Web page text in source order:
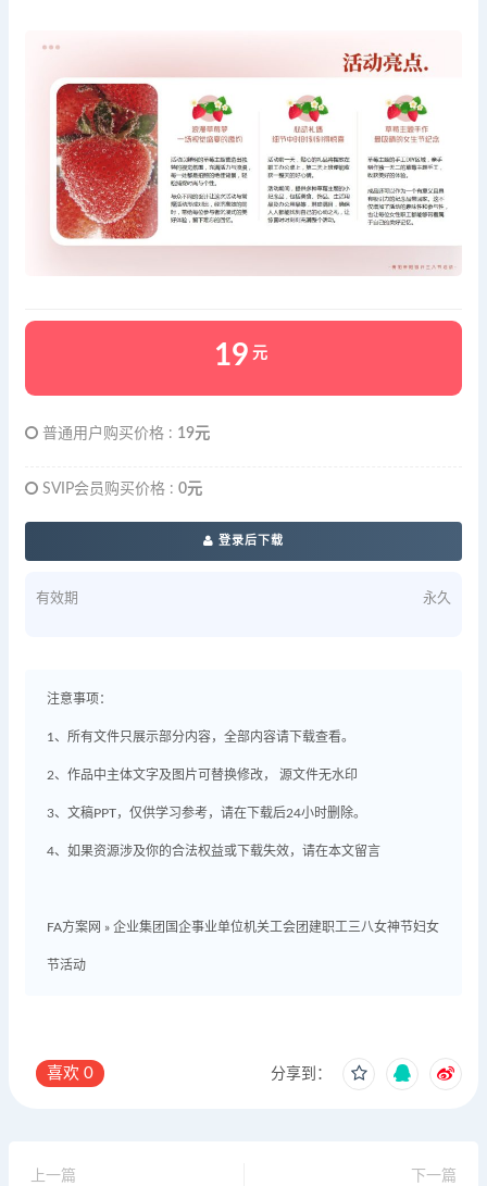
19 元
普通用户购买价格 : 19元
SVIP会员购买价格 : 0元
登录后下载
有效期 永久
注意事项：
1、所有文件只展示部分内容，全部内容请下载查看。
2、作品中主体文字及图片可替换修改， 源文件无水印
3、文稿PPT，仅供学习参考，请在下载后24小时删除。
4、如果资源涉及你的合法权益或下载失效，请在本文留言
FA方案网 » 企业集团国企事业单位机关工会团建职工三八女神节妇女
节活动
喜欢 0 分享到：
上一篇
下一篇